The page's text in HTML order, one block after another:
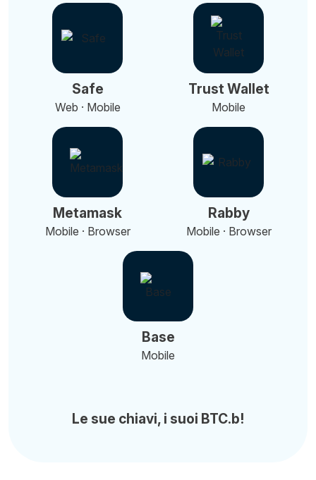
Safe
Web · Mobile
Trust Wallet
Mobile
Metamask
Mobile · Browser
Rabby
Mobile · Browser
Base
Mobile
Le sue chiavi, i suoi BTC.b!